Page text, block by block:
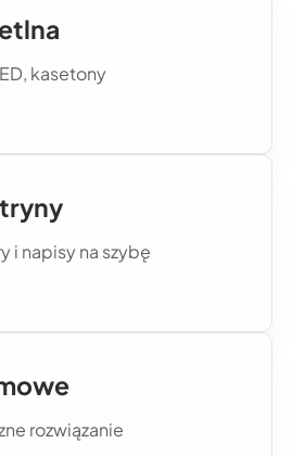
kasetony
i napisy na szybę
rozwiązanie